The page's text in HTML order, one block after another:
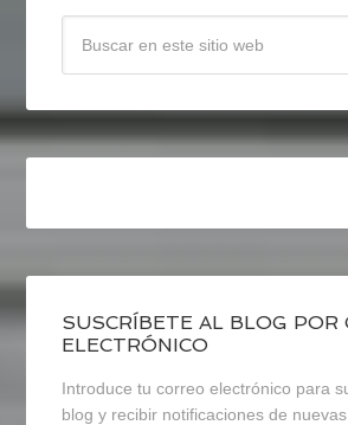
SUSCRÍBETE AL BLOG POR
ELECTRÓNICO
Introduce tu correo electrónico para
blog y recibir notificaciones de